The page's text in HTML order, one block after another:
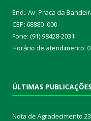
End.: Av. Praça da
CEP: 68880 .000
Fone: (91) 98428-2031
Horário de atendimento:
ÚLTIMAS PUBLICAÇÕES
Nota de Agradecimento